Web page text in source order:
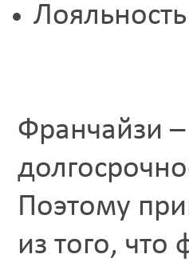
Франчайзи
Поэтому
из того,